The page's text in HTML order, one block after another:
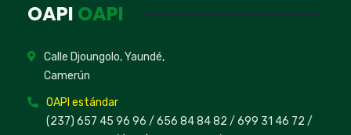
OAPI OAPI
Calle Djoungolo, Yaundé,
Camerún
OAPI estándar
(237) 657 45 96 96 / 656 84 84 82 / 699 31 46 72 /